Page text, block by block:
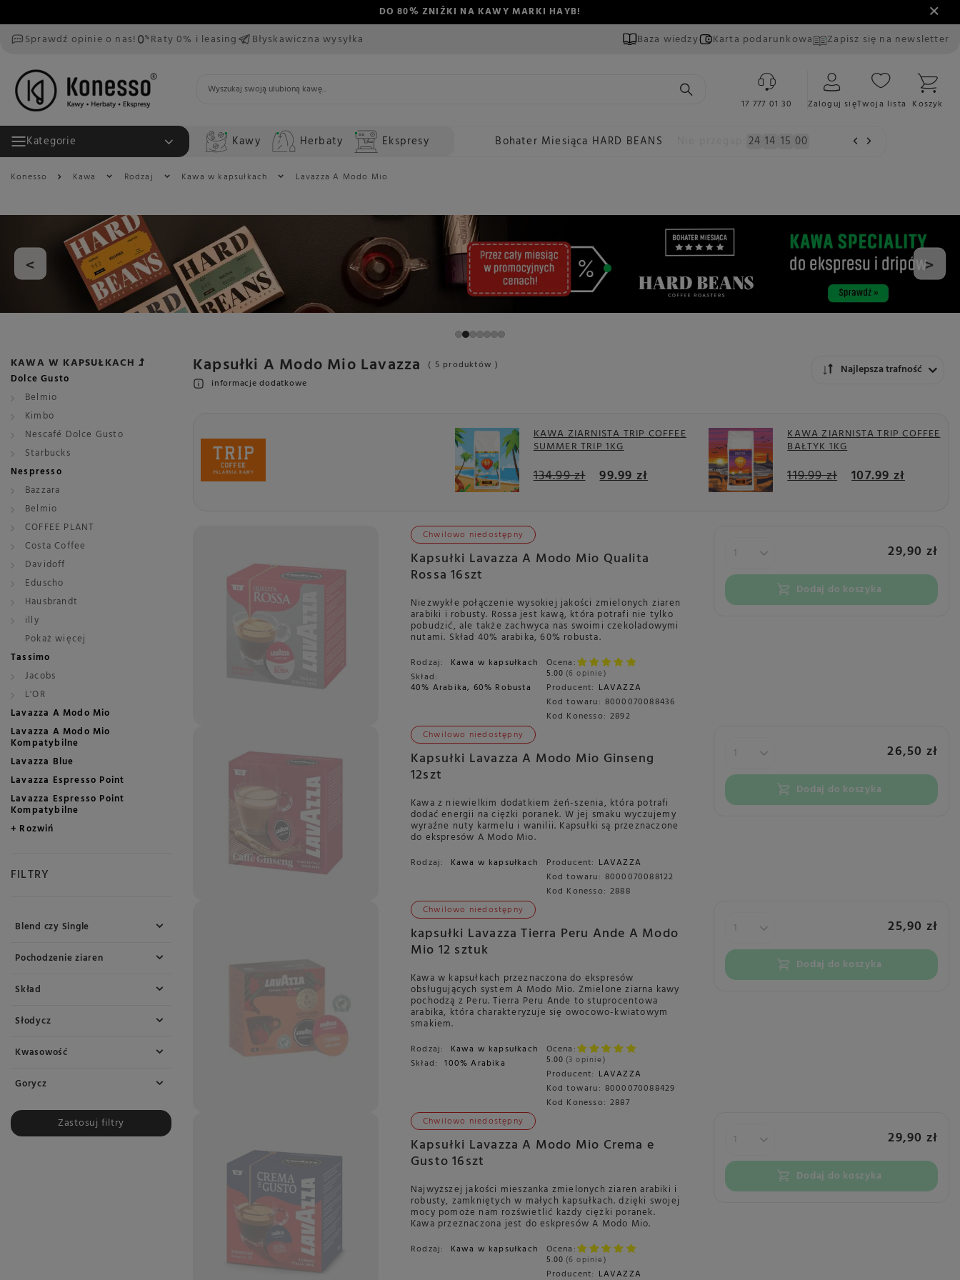
DO 80% ZNIŻKI NA KAWY MARKI HAYB!
Sprawdź opinie o nas!
Raty 0% i leasing Błyskawiczna wysyłka Baza wiedzy Karta podarunkowa Zapisz się na newsletter
17 777 01 30 Zaloguj sięTwoja lista Koszyk
Kategorie Kawy Herbaty Ekspresy Bohater Miesiąca HARD BEANS 24 14 14 59
Konesso Kawa Rodzaj Kawa w kapsułkach Lavazza A Modo Mio
< >
KAWA W KAPSUŁKACH
Dolce Gusto
Belmio
Kimbo
Nescafé Dolce Gusto
Starbucks
Nespresso
Bazzara
Belmio
COFFEE PLANT
Costa Coffee
Davidoff
Eduscho
Hausbrandt
illy
Pokaż więcej
Tassimo
Jacobs
L'OR
Lavazza A Modo Mio
Lavazza A Modo Mio
Kompatybilne
Lavazza Blue
Lavazza Espresso Point
Lavazza Espresso Point
Kompatybilne
+ Rozwiń
FILTRY
Blend czy Single
Pochodzenie ziaren
Skład
Słodycz
Kwasowość
Gorycz
Zastosuj filtry
Kapsułki A Modo Mio Lavazza
( 5 produktów )
informacje dodatkowe
Zmień sortowanie
Najlepsza trafność
KAWA ZIARNISTA TRIP COFFEE
SUMMER TRIP 1KG
134.99 zł 99.99 zł
KAWA ZIARNISTA TRIP COFFEE
BAŁTYK 1KG
119.99 zł 107.99 zł
Chwilowo niedostępny
Kapsułki Lavazza A Modo Mio Qualita
Rossa 16szt
Niezwykłe połączenie wysokiej jakości zmielonych ziaren
arabiki i robusty. Rossa jest kawą, która potrafi nie tylko
pobudzić, ale także zachwyca nas swoimi czekoladowymi
nutami. Skład 40% arabika, 60% robusta.
Rodzaj:
Kawa w kapsułkach
Skład:
40% Arabika, 60% Robusta
Ocena:
5.00 6 opinie
Producent: LAVAZZA
Kod towaru: 8000070088436
Kod Konesso: 2892
29,90 zł
Dodaj do koszyka
Chwilowo niedostępny
Kapsułki Lavazza A Modo Mio Ginseng
12szt
Kawa z niewielkim dodatkiem żeń-szenia, która potrafi
dodać energii na ciężki poranek. W jej smaku wyczujemy
wyraźne nuty karmelu i wanilii. Kapsułki są przeznaczone
do ekspresów A Modo Mio.
Rodzaj: Kawa w kapsułkach Producent: LAVAZZA
Kod towaru: 8000070088122
Kod Konesso: 2888
26,50 zł
Dodaj do koszyka
Chwilowo niedostępny
kapsułki Lavazza Tierra Peru Ande A Modo
Mio 12 sztuk
Kawa w kapsułkach przeznaczona do ekspresów
obsługujących system A Modo Mio. Zmielone ziarna kawy
pochodzą z Peru. Tierra Peru Ande to stuprocentowa
arabika, która charakteryzuje się owocowo-kwiatowym
smakiem.
Rodzaj:
Kawa w kapsułkach
Skład: 100% Arabika
Ocena:
5.00 3 opinie
Producent: LAVAZZA
Kod towaru: 8000070088429
Kod Konesso: 2887
25,90 zł
Dodaj do koszyka
Chwilowo niedostępny
Kapsułki Lavazza A Modo Mio Crema e
Gusto 16szt
Najwyższej jakości mieszanka zmielonych ziaren arabiki i
robusty, zamkniętych w małych kapsułkach. dzięki swojej
mocy pomoże nam rozświetlić każdy ciężki poranek.
Kawa przeznaczona jest do eskpresów A Modo Mio.
Rodzaj: Kawa w kapsułkach Ocena:
5.00 6 opinie
Producent: LAVAZZA
29,90 zł
Dodaj do koszyka